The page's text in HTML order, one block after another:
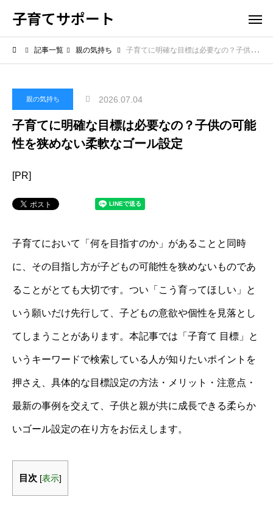
子育てサポート
記事一覧 親の気持ち 子育てに明確な目標は必要なの？子供の可能性を狭めない柔軟なゴール設定
親の気持ち 2026.07.04
子育てに明確な目標は必要なの？子供の可能
性を狭めない柔軟なゴール設定
[PR]
子育てにおいて「何を目指すのか」があることと同時
に、その目指し方が子どもの可能性を狭めないものであ
ることがとても大切です。つい「こう育ってほしい」と
いう願いだけ先行して、子どもの意欲や個性を見落とし
てしまうことがあります。本記事では「子育て 目標」と
いうキーワードで検索している人が知りたいポイントを
押さえ、具体的な目標設定の方法・メリット・注意点・
最新の事例を交えて、子供と親が共に成長できる柔らか
いゴール設定の在り方をお伝えします。
目次 [表示]